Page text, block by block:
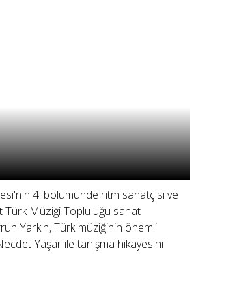
4. bölümünde ritm sanatçısı ve
Türk Müziği Topluluğu sanat
Yarkın, Türk müziğinin önemli
Yaşar ile tanışma hikayesini